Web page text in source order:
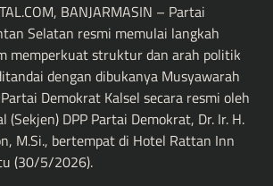
BANJARMASIN – Partai
Selatan resmi memulai langkah
memperkuat struktur dan arah politik
dengan dibukanya Musyawarah
Demokrat Kalsel secara resmi oleh
(Sekjen) DPP Partai Demokrat, Dr. Ir. H.
M.Si., bertempat di Hotel Rattan Inn
(30/5/2026).